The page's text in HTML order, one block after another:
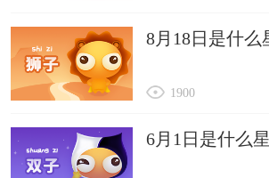
8月18日是什么
1900
6月1日是什么